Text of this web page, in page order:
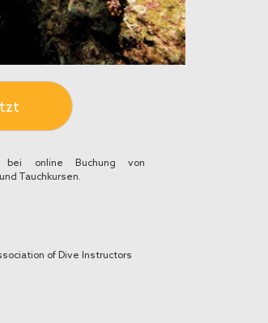
bei online Buchung von
Tauchkursen.
of Dive Instructors